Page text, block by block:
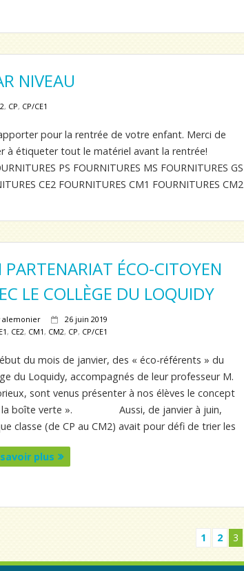
NIVEAU
, CP, CP/CE1
pour la rentrée de votre enfant. Merci de
à étiqueter tout le matériel avant la rentrée!
PS FOURNITURES MS FOURNITURES GS
CE2 FOURNITURES CM1 FOURNITURES CM2
PARTENARIAT ÉCO-CITOYEN
LE COLLÈGE DU LOQUIDY
alemonier
26 juin 2019
, CE2, CM1, CM2, CP, CP/CE1
du mois de janvier, des « éco-référents » du
du Loquidy, accompagnés de leur professeur M.
sont venus présenter à nos élèves le concept
la boîte verte ». Aussi, de janvier à juin,
classe (de CP au CM2) avait pour défi de trier les
savoir plus
1 2 3